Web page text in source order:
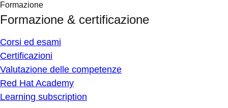
Formazione
Formazione & certificazione
Corsi ed esami
Certificazioni
Valutazione delle competenze
Red Hat Academy
Learning subscription